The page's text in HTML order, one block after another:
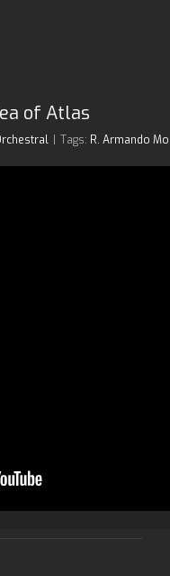
of Atlas
Tags: R. Armando